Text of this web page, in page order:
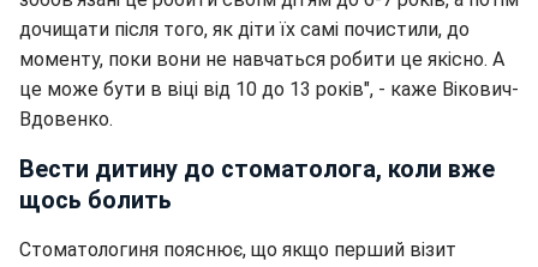
дочищати після того, як діти їх самі почистили, до
моменту, поки вони не навчаться робити це якісно. А
це може бути в віці від 10 до 13 років", - каже Вікович-
Вдовенко.
Вести дитину до стоматолога, коли вже
щось болить
Стоматологиня пояснює, що якщо перший візит